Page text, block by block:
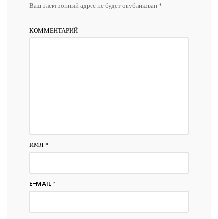
Ваш электронный адрес не будет опубликован *
КОММЕНТАРИЙ
ИМЯ *
E-MAIL *